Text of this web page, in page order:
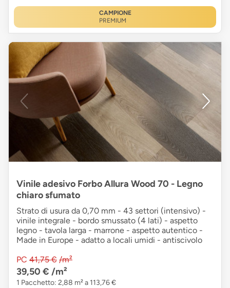
CAMPIONE
PREMIUM
Vinile adesivo Forbo Allura Wood 70 - Legno
chiaro sfumato
Strato di usura da 0,70 mm - 43 settori (intensivo) -
vinile integrale - bordo smussato (4 lati) - aspetto
legno - tavola larga - marrone - aspetto autentico -
Made in Europe - adatto a locali umidi - antiscivolo
PC 41,75 € /m²
39,50 € /m²
1 Pacchetto: 2,88 m² a 113,76 €